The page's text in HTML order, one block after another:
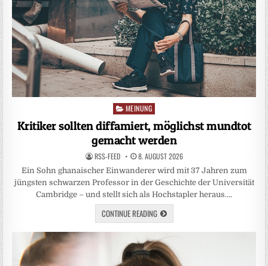
Posted
in
MEINUNG
Kritiker sollten diffamiert, möglichst mundtot
gemacht werden
RSS-FEED 8. AUGUST 2026
Ein Sohn ghanaischer Einwanderer wird mit 37 Jahren zum
jüngsten schwarzen Professor in der Geschichte der Universität
Cambridge – und stellt sich als Hochstapler heraus….
CONTINUE READING